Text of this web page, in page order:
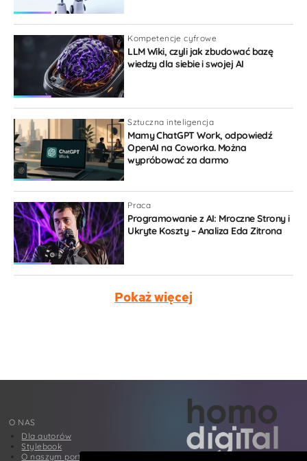
Kompetencje cyfrowe
LLM Wiki, czyli jak zbudować bazę
wiedzy dla siebie i swojej AI
Sztuczna inteligencja
Mamy ChatGPT Work, odpowiedź
OpenAI na Coworka. Można
wypróbować za darmo
Praca
Programowanie z AI: Mroczne Strony i
Ukryte Koszty – Analiza Eda Zitrona
Pokaż więcej
O NAS
Dla autorów
Stylebook
O naszym portalu